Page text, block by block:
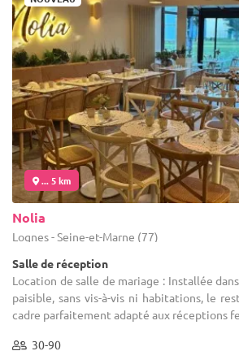
... 5 km
Nolia
Lognes - Seine-et-Marne (77)
Salle de réception
Location de salle de mariage : Installée
paisible, sans vis-à-vis ni habitations, le
cadre parfaitement adapté aux réceptions
30-90